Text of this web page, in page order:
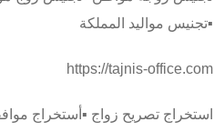
▪️تجنيس مواليد المملكة
https://tajnis-office.com
استخراج تصريح زواج ▪️أستخراج